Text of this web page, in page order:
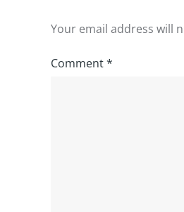
Your email address will
Comment*